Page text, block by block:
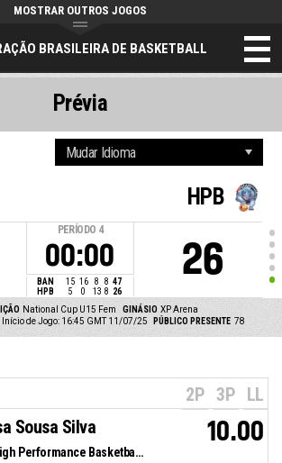
BRASILEIRA DE BASKETBALL
MOSTRAR OUTROS JOGOS
PERÍODO 4
00:00
BAN 15 16 8 8 47
HPB
5 0 13 8 26
HPB
26
National Cup U15 Fem GINÁSIO XP Arena
Início de Jogo: 16:45 GMT 11/07/25 PÚBLICO PRESENTE 78
Prévia
2P 3P LL
High Performance Basketball -15
Sousa Silva 10.00